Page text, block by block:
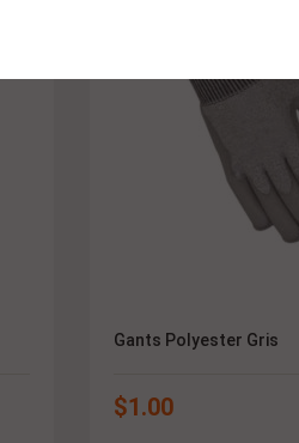
Gants Polyester Gris
$1.00